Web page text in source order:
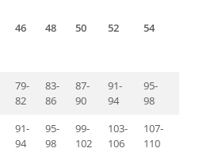
46 48 50 52 54
79-
82
83-
86
87-
90
91-
94
95-
98
91-
94
95-
98
99-
102
103-
106
107-
110